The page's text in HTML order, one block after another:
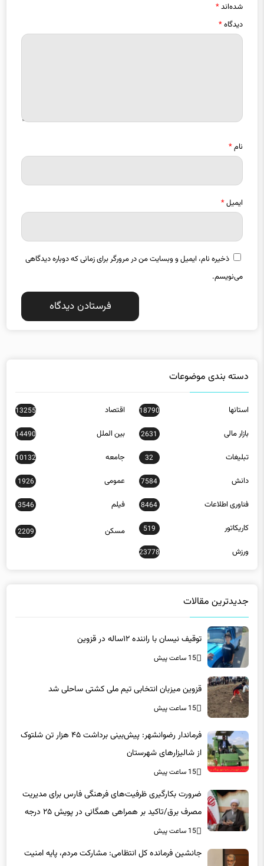
شده‌اند*
دیدگاه*
نام*
ایمیل*
ذخیره نام، ایمیل و وبسایت من در مرورگر برای زمانی که دوباره دیدگاهی
می‌نویسم.
دسته بندی موضوعات
استانها 18790 اقتصاد 13255
بازار مالی 2631 بین الملل 14490
تبلیغات 32 جامعه 10132
دانش 7584 عمومی 1926
فناوری اطلاعات 8464 فیلم 3546
کاریکاتور 519 مسکن 2209
ورزش 23778
جدیدترین مقالات
توقیف نیسان با راننده ۱۲ساله در قزوین
15 ساعت پیش
قزوین میزبان انتخابی تیم ملی کشتی ساحلی شد
15 ساعت پیش
فرماندار رضوانشهر: پیش‌بینی برداشت ۴۵ هزار تن شلتوک
از شالیزارهای شهرستان
15 ساعت پیش
ضرورت بکارگیری ظرفیت‌های فرهنگی فارس برای مدیریت
مصرف برق/تاکید بر همراهی همگانی در پویش ۲۵ درجه
15 ساعت پیش
جانشین فرمانده کل انتظامی: مشارکت مردم، پایه امنیت